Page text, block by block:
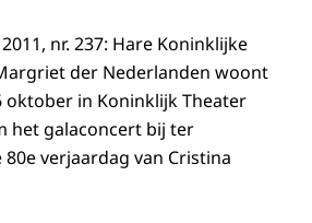
nr. 237: Hare Koninklijke
der Nederlanden woont
oktober in Koninklijk Theater
het galaconcert bij ter
verjaardag van Cristina